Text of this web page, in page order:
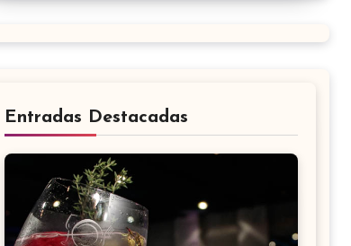
Entradas Destacadas